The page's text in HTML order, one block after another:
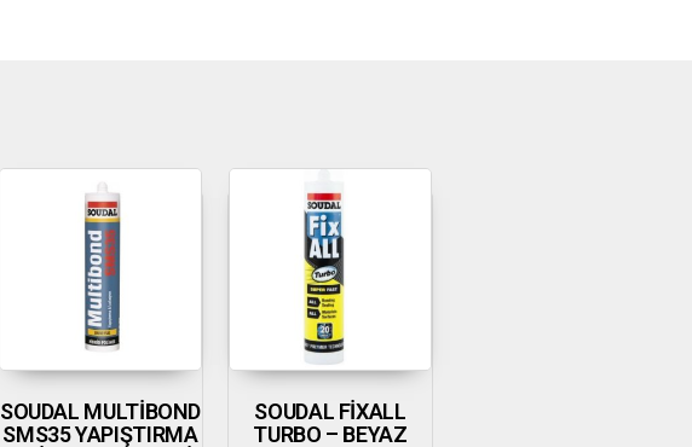
SOUDAL MULTİBOND
SMS35 YAPIŞTIRMA
SOUDAL FİXALL
TURBO – BEYAZ